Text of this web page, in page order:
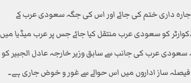
داری ختم کی جائے اور اس کی جگہ سعودی عرب کے
کو سعودی عرب منتقل کیا جائے جس پر عرب میڈیا میں
سعودی عرب کی جانب سے سابق وزیر خارجہ عادل الجبیر کو
ساز اداروں میں اس حوالے سے غور و خوض جاری ہے۔